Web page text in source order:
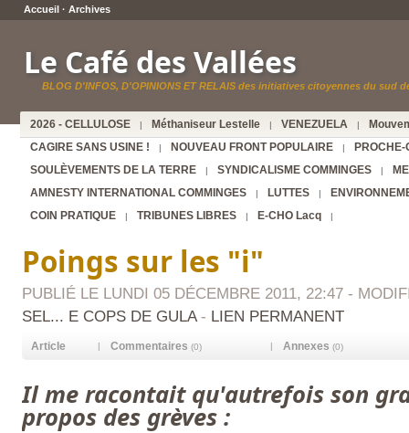
Accueil · Archives
Le Café des Vallées
BLOG D'INFOS, D'OPINIONS ET RELAIS des initiatives citoyennes du sud
2026 - CELLULOSE | Méthaniseur Lestelle | VENEZUELA |
CAGIRE SANS USINE !
| NOUVEAU FRONT POPULAIRE |
PROCHE-
SOULÈVEMENTS DE LA TERRE
| SYNDICALISME COMMINGES |
AMNESTY INTERNATIONAL COMMINGES
| LUTTES |
COIN PRATIQUE
| TRIBUNES LIBRES | E-CHO Lacq |
Poings sur les "i"
PUBLIÉ LE LUNDI 05 DÉCEMBRE 2011, 22:47 -
SEL... E COPS DE GULA- LIEN PERMANENT
Article | Commentaires (0) | Annexes (0)
Il me racontait qu'autrefois son
propos des grèves :